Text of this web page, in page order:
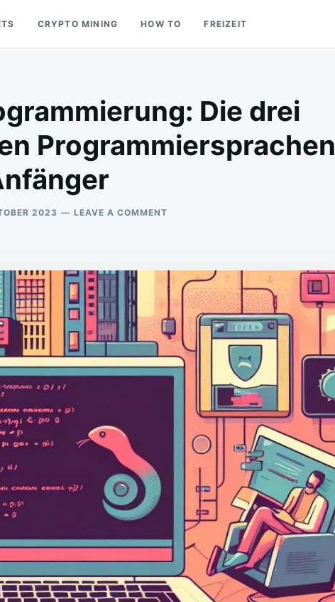
CRYPTO MINING HOW TO FREIZEIT
Die drei
Programmiersprachen
2023 LEAVE A COMMENTON
DREI
BENUTZERFREUNDLICHSTEN
PROGRAMMIERSPRACHEN
FÜR
ANFÄNGER